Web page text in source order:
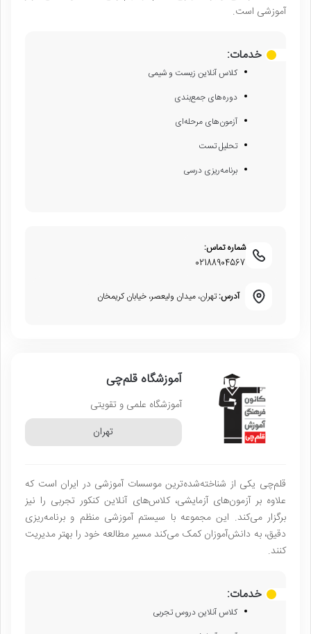
آموزشی است.
خدمات:
کلاس آنلاین زیست و شیمی
دوره‌های جمع‌بندی
آزمون‌های مرحله‌ای
تحلیل تست
برنامه‌ریزی درسی
شماره تماس:
02188904567
آدرس:تهران، میدان ولیعصر، خیابان کریمخان
آموزشگاه قلم‌چی
آموزشگاه علمی و تقویتی
تهران
قلم‌چی یکی از شناخته‌شده‌ترین موسسات آموزشی در ایران است که
علاوه بر آزمون‌های آزمایشی، کلاس‌های آنلاین کنکور تجربی را نیز
برگزار می‌کند. این مجموعه با سیستم آموزشی منظم و برنامه‌ریزی
دقیق، به دانش‌آموزان کمک می‌کند مسیر مطالعه خود را بهتر مدیریت
کنند.
خدمات:
کلاس آنلاین دروس تجربی